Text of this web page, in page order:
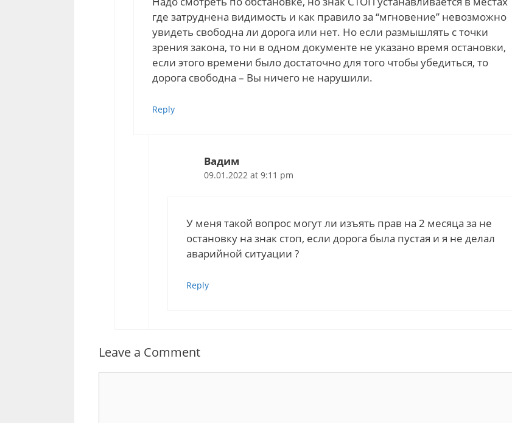
где затруднена видимость и как правило за “мгновение” невозможно
увидеть свободна ли дорога или нет. Но если размышлять с точки
зрения закона, то ни в одном документе не указано время остановки,
если этого времени было достаточно для того чтобы убедиться, то
дорога свободна – Вы ничего не нарушили.
Reply
Вадим
09.01.2022 at 9:11 pm
У меня такой вопрос могут ли изъять прав на 2 месяца за не
остановку на знак стоп, если дорога была пустая и я не делал
аварийной ситуации ?
Reply
Leave a Comment